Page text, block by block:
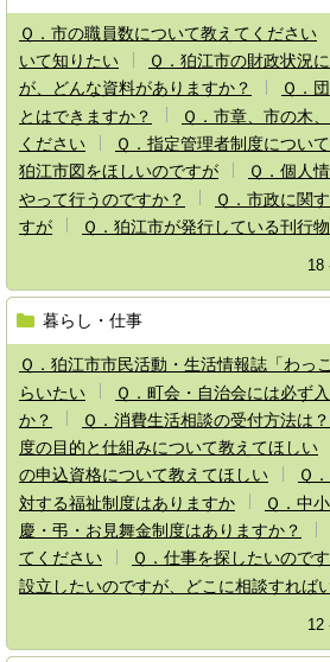
Ｑ．市の職員数について教えてください
いて知りたい
Ｑ．狛江市の財政状況
が、どんな資料がありますか？
Ｑ．
とはできますか？
Ｑ．市章、市の木
ください
Ｑ．指定管理者制度につい
狛江市図をほしいのですが
Ｑ．個人
やって行うのですか？
Ｑ．市政に関
すが
Ｑ．狛江市が発行している刊行
18
暮らし・仕事
Ｑ．狛江市市民活動・生活情報誌「わっ
らいたい
Ｑ．町会・自治会には必ず
か？
Ｑ．消費生活相談の受付方法は？
度の目的と仕組みについて教えてほしい
の申込資格について教えてほしい
Ｑ
対する福祉制度はありますか
Ｑ．中
慶・弔・お見舞金制度はありますか？
てください
Ｑ．仕事を探したいので
設立したいのですが、どこに相談すれば
12